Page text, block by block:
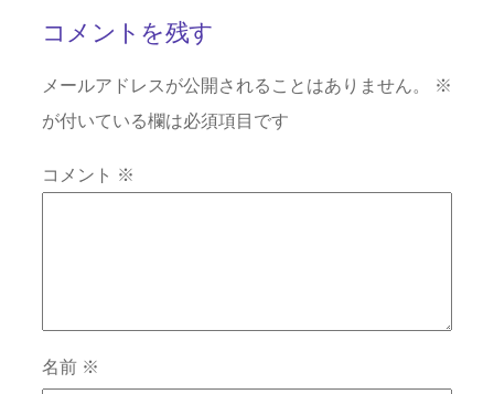
コメントを残す
メールアドレスが公開されることはありません。
※
が付いている欄は必須項目です
コメント ※
名前 ※